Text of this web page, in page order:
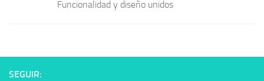
Funcionalidad y diseño unidos
SEGUIR: